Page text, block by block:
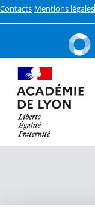
Contacts Mentions légales